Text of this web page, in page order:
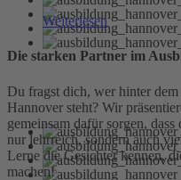
Weiterlesen
Die starken Partner im
Du fragst dich, wer hinter
Hannover steht? Wir
gemeinsam dafür sorgen,
nur lehrreich, sondern auch
Lerne die Gesichter kennen,
machen!